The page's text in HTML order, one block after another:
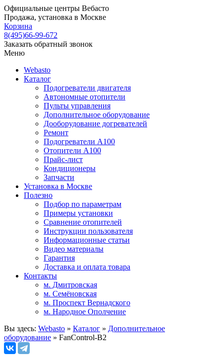
Официальные центры Вебасто
Продажа, установка в Москве
Корзина
8(495)66-99-672
Заказать обратный звонок
Меню
Webasto
Каталог
Подогреватели двигателя
Автономные отопители
Пульты управления
Дополнительное оборудование
Дооборудование догревателей
Ремонт
Подогреватели A100
Отопители A100
Прайс-лист
Кондиционеры
Запчасти
Установка в Москве
Полезно
Подбор по параметрам
Примеры установки
Сравнение отопителей
Инструкции пользователя
Информационные статьи
Видео материалы
Гарантия
Доставка и оплата товара
Контакты
м. Дмитровская
м. Семёновская
м. Проспект Вернадского
м. Народное Ополчение
Вы здесь: Webasto » Каталог » Дополнительное
оборудование » FanControl-B2